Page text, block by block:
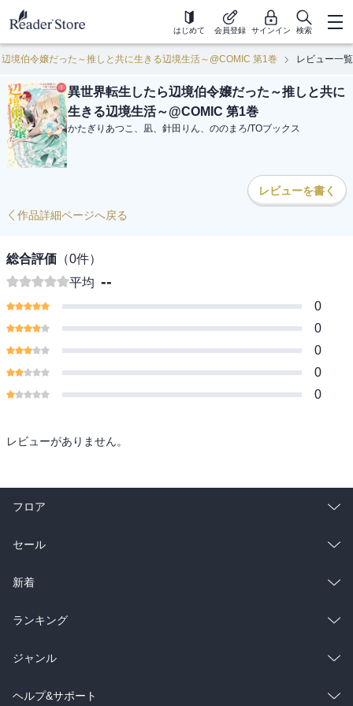
はじめて 会員登録 サインイン 検索
境伯令嬢だった～推しと共に生きる辺境生活～@COMIC 第1巻 レビュー一覧
異世界転生したら辺境伯令嬢だった～推しと共に
生きる辺境生活～@COMIC 第1巻
かたぎりあつこ、凪、針田りん、ののまろ/TOブックス
レビューを書く
作品詳細ページへ戻る
総合評価 （0件）
平均 --
0
0
0
0
0
レビューがありません。
フロア
総合
ラノベ
雑誌・グラビア
BL・TL
セール
総合
ラノベ
雑誌・グラビア
BL・TL
新着
総合
ラノベ
雑誌・グラビア
ランキング
総合
ラノベ
ジャンル
コミック
ヘルプ&サポート